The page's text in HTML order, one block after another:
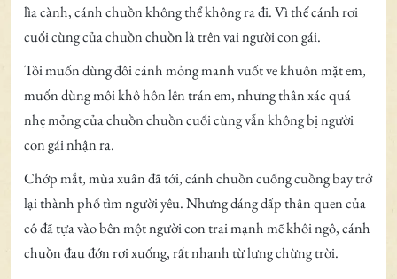
lìa cành, cánh chuồn không thể không ra đi. Vì thế cánh rơi
cuối cùng của chuồn chuồn là trên vai người con gái.
Tôi muốn dùng đôi cánh mỏng manh vuốt ve khuôn mặt em,
muốn dùng môi khô hôn lên trán em, nhưng thân xác quá
nhẹ mỏng của chuồn chuồn cuối cùng vẫn không bị người
con gái nhận ra.
Chớp mắt, mùa xuân đã tới, cánh chuồn cuống cuồng bay trở
lại thành phố tìm người yêu. Nhưng dáng dấp thân quen của
cô đã tựa vào bên một người con trai mạnh mẽ khôi ngô, cánh
chuồn đau đớn rơi xuống, rất nhanh từ lưng chừng trời.